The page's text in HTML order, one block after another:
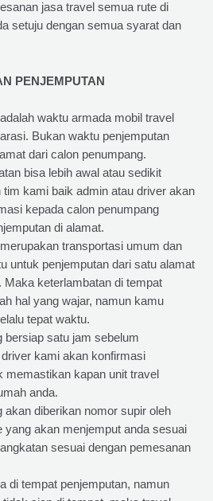
jasa travel semua rute di
setuju dengan semua syarat dan
PENJEMPUTAN
waktu armada mobil travel
Bukan waktu penjemputan
dari calon penumpang.
bisa lebih awal atau sedikit
kami baik admin atau driver akan
kepada calon penumpang
di alamat.
transportasi umum dan
untuk penjemputan dari satu alamat
Maka keterlambatan di tempat
hal yang wajar, namun kamu
tepat waktu.
bersiap satu jam sebelum
kami akan konfirmasi
memastikan kapan unit travel
anda.
akan diberikan nomor supir oleh
yang akan menjemput anda sesuai
sesuai dengan pemesanan
di tempat penjemputan, namun